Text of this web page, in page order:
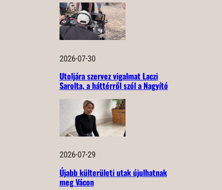
2026-07-30
Utoljára szervez vigalmat Laczi
Sarolta, a háttérről szól a Nagyító
2026-07-29
Újabb külterületi utak újulhatnak
meg Vácon